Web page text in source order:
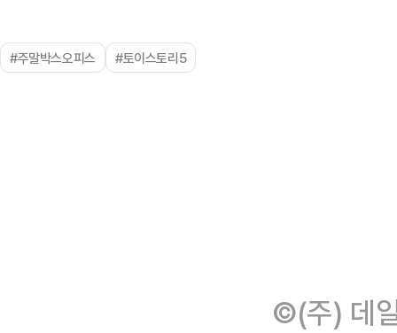
#주말박스오피스 #토이스토리5
©(주) 데